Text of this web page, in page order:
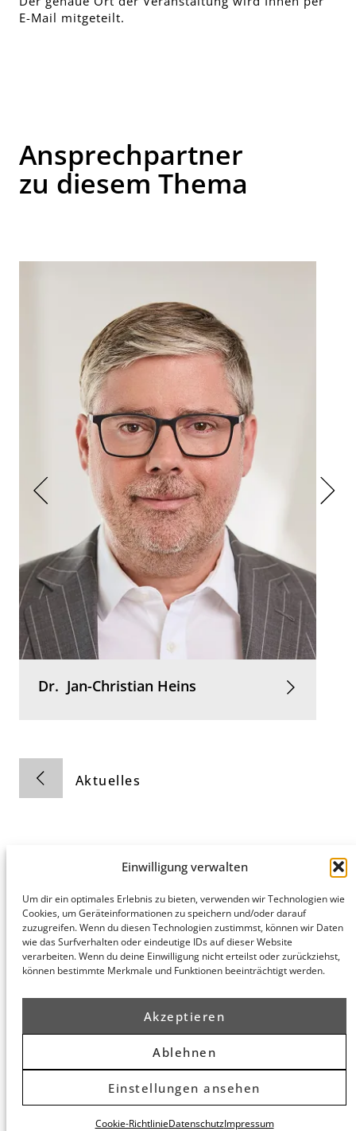
Einwilligung verwalten
Um dir ein optimales Erlebnis zu bieten, verwenden wir Technologien wie
Cookies, um Geräteinformationen zu speichern und/oder darauf
zuzugreifen. Wenn du diesen Technologien zustimmst, können wir Daten
wie das Surfverhalten oder eindeutige IDs auf dieser Website
verarbeiten. Wenn du deine Einwilligung nicht erteilst oder zurückziehst,
können bestimmte Merkmale und Funktionen beeinträchtigt werden.
Akzeptieren
Ablehnen
Einstellungen ansehen
Cookie-RichtlinieDatenschutzImpressum
E-Mail mitgeteilt.
Ansprechpartner
zu diesem Thema
Dr. Jan-Christian Heins
Aktuelles
Hamburg
honert
hamburg
PartG mbB
Hohe Bleichen
20354
Routenplaner
München
honert
münchen
PartG mbB
Theatinerstr.
80333
München
Routenplaner
Datenschutz
Impressum
© 2026 honert. Alle Rechte vorbehalten.